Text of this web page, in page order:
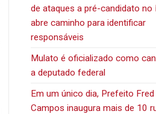
de ataques a pré-candidato no
abre caminho para identificar
responsáveis
Mulato é oficializado como
a deputado federal
Em um único dia, Prefeito Fred
Campos inaugura mais de 10